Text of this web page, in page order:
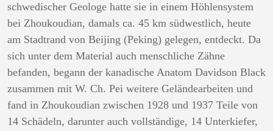
schwedischer Geologe hatte sie in einem Höhlensystem
bei Zhoukoudian, damals ca. 45 km südwestlich, heute
am Stadtrand von Beijing (Peking) gelegen, entdeckt. Da
sich unter dem Material auch menschliche Zähne
befanden, begann der kanadische Anatom Davidson Black
zusammen mit W. Ch. Pei weitere Geländearbeiten und
fand in Zhoukoudian zwischen 1928 und 1937 Teile von
14 Schädeln, darunter auch vollständige, 14 Unterkiefer,